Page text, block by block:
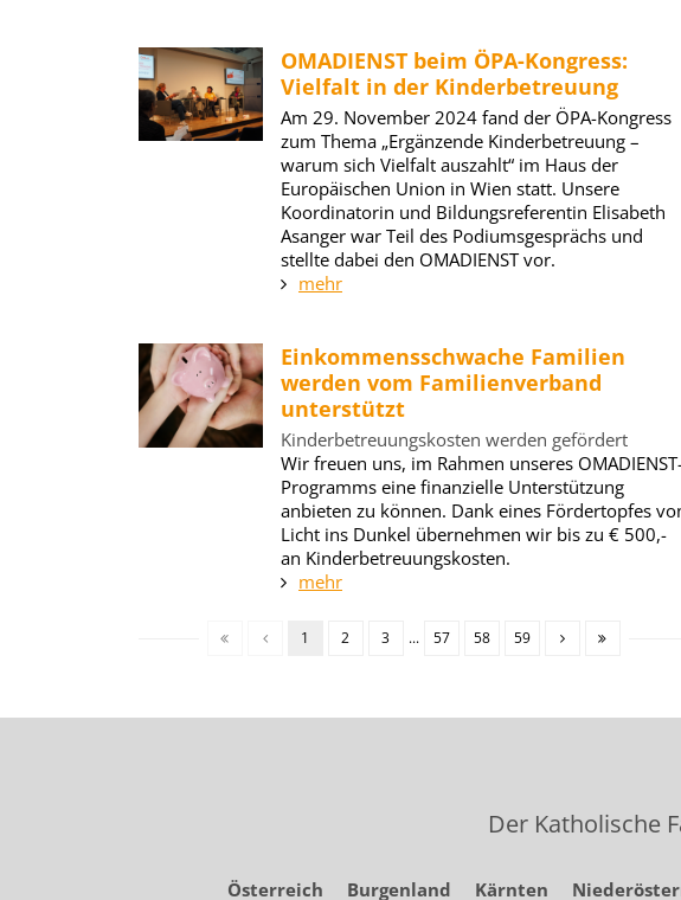
OMADIENST beim ÖPA-Kongress:
Vielfalt in der Kinderbetreuung
Am 29. November 2024 fand der ÖPA-Kongress
zum Thema „Ergänzende Kinderbetreuung –
warum sich Vielfalt auszahlt“ im Haus der
Europäischen Union in Wien statt. Unsere
Koordinatorin und Bildungsreferentin Elisabeth
Asanger war Teil des Podiumsgesprächs und
stellte dabei den OMADIENST vor.
mehr
Einkommensschwache Familien
werden vom Familienverband
unterstützt
Kinderbetreuungskosten werden gefördert
Wir freuen uns, im Rahmen unseres
Programms eine finanzielle Unterstützung
anbieten zu können. Dank eines Fördertopfes
Licht ins Dunkel übernehmen wir bis zu € 500,-
an Kinderbetreuungskosten.
mehr
1 2 3 ... 57 58 59
Der Katholische
Österreich Burgenland Kärnten